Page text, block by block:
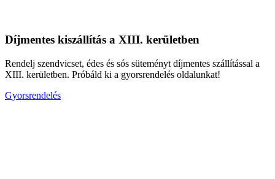
Díjmentes kiszállítás a XIII. kerületben
Rendelj szendvicset, édes és sós süteményt díjmentes szállítással a
XIII. kerületben. Próbáld ki a gyorsrendelés oldalunkat!
Gyorsrendelés